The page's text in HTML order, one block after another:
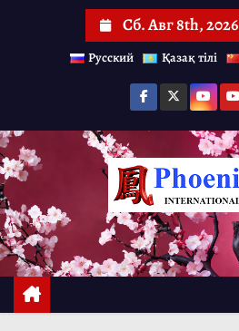
й
т
и
к
с
о
Сб. Авг 8th, 2026
Русский
Қазақ тілі